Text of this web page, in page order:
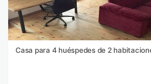
Casa para 4 huéspedes de 2